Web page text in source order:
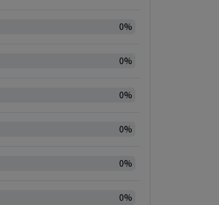
0%
0%
0%
0%
0%
0%